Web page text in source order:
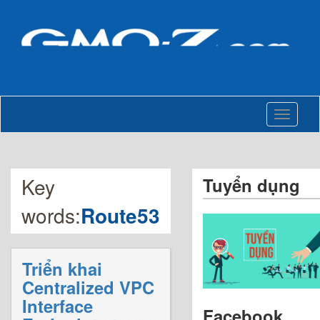
Toggle
Key
words:Route53
Triển khai
Centralized VPC
Interface
Tuyển dụng